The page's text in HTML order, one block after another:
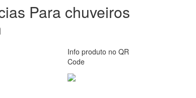
Para chuveiros
Info produto no QR
Code